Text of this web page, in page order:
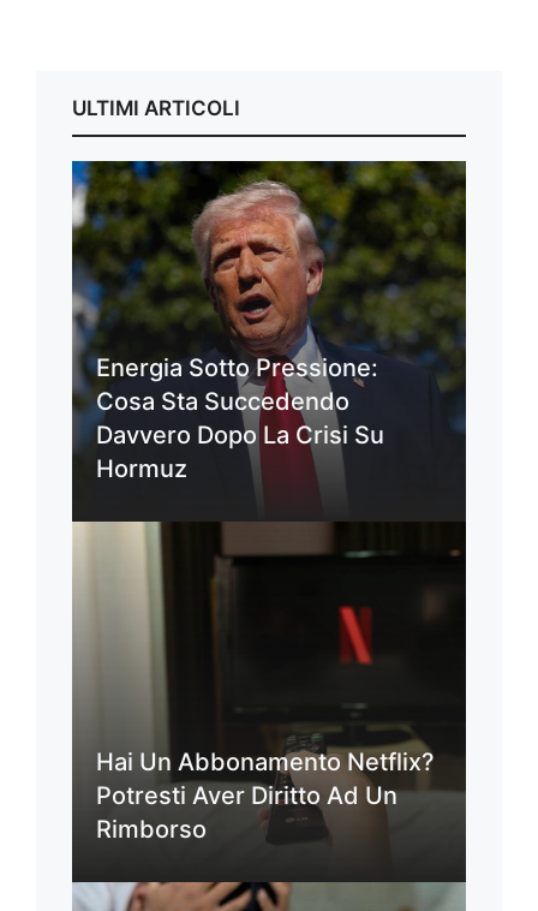
ULTIMI ARTICOLI
Energia Sotto Pressione:
Cosa Sta Succedendo
Davvero Dopo La Crisi Su
Hormuz
Hai Un Abbonamento Netflix?
Potresti Aver Diritto Ad Un
Rimborso